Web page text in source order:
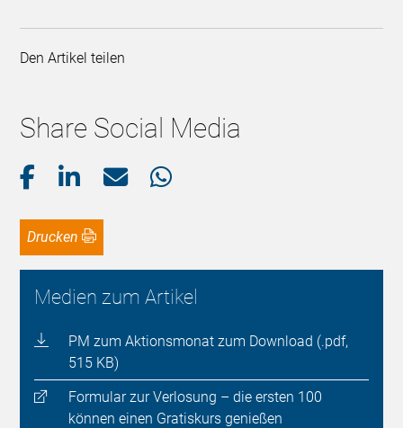
Den Artikel teilen
Share Social Media
Drucken
Medien zum Artikel
PM zum Aktionsmonat zum Download (.pdf,
515 KB)
Formular zur Verlosung – die ersten 100
können einen Gratiskurs genießen